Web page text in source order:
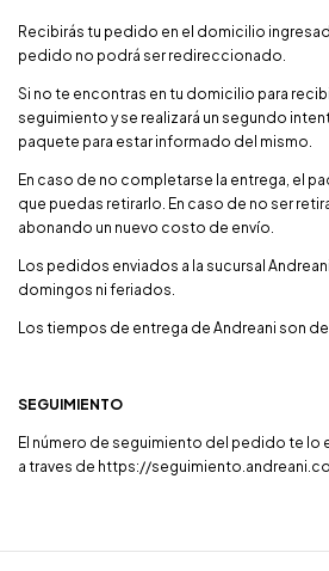
Recibirás tu pedido en el domicilio
pedido no podrá ser redireccionado.
Si no te encontras en tu domicilio para
seguimiento y se realizará un segundo
paquete para estar informado del mismo.
En caso de no completarse la entrega, el
que puedas retirarlo. En caso de no ser
abonando un nuevo costo de envío.
Los pedidos enviados a la sucursal
domingos ni feriados.
Los tiempos de entrega de Andreani son
SEGUIMIENTO
El número de seguimiento del pedido te lo
a traves de https://